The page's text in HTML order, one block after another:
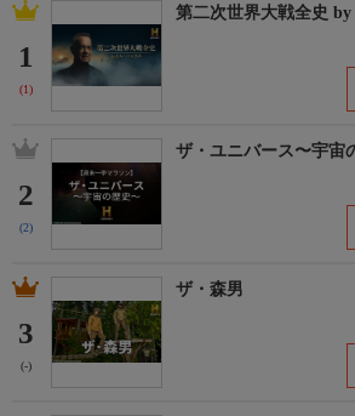
1
(1)
第二次世界大戦全史
2
(2)
ザ・ユニバース〜宇宙
3
(-)
ザ・森男